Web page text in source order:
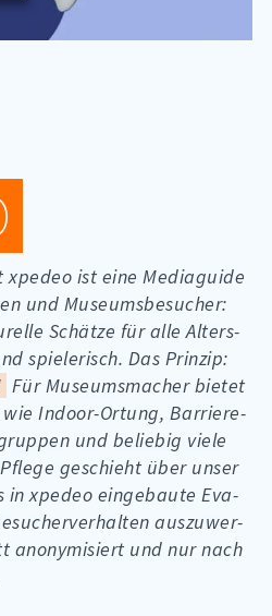
ist eine Me­dia­gui­de
und Mu­se­ums­be­su­cher:
Schät­ze für alle Al­ters­
spie­le­risch. Das Prin­zip:
Für Mu­se­ums­ma­cher bie­tet
wie In­door-Or­tung, Bar­rie­re­
und be­lie­big vie­le
ge­schieht über un­ser
in xpe­deo ein­ge­bau­te Eva­
aus­zu­wer­
an­ony­mi­siert und nur nach